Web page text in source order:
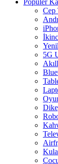
Popüler
Cep
5G